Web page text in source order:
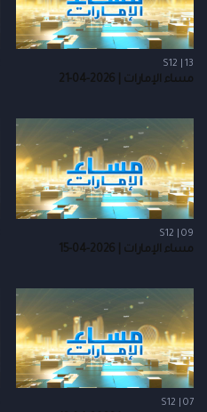
S12 | 13
مساء الإمارات | 2026-04-21
S12 | 09
مساء الإمارات | 2026-04-15
S12 | 07